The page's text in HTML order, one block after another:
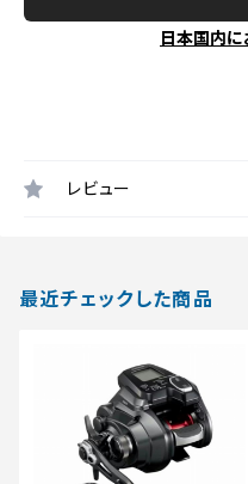
日本国内
レビュー
最近チェックした商品